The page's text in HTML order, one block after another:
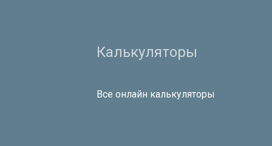
Калькуляторы
Все онлайн калькуляторы